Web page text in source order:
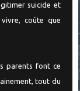
suicide et
coûte que
parents font ce
tout du